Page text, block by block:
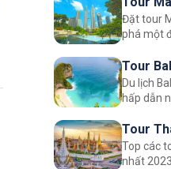
Đặt tour
phá một
Tour
Du lịch
hấp dẫn
Tour
Top các
nhất 2023